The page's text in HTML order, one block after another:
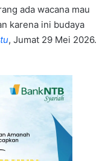
ada wacana mau
karena ini budaya
, Jumat 29 Mei 2026.